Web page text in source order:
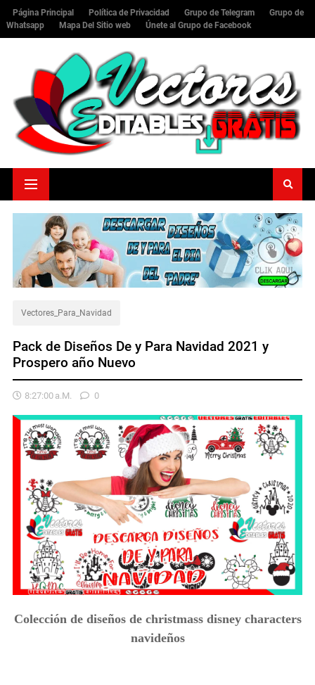
Página Principal Política de Privacidad Grupo de Telegram
Grupo de
Whatsapp
Mapa Del Sitio web Únete al Grupo de Facebook
Vectores_Para_Navidad
Pack de Diseños De y Para Navidad 2021 y
Prospero año Nuevo
8:27:00 A.m. 0
Colección de diseños de christmass disney characters
navideños